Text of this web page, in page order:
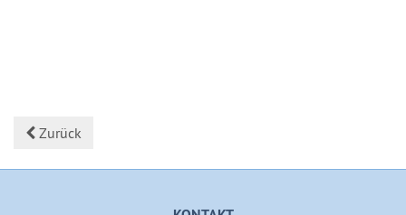
Zurück